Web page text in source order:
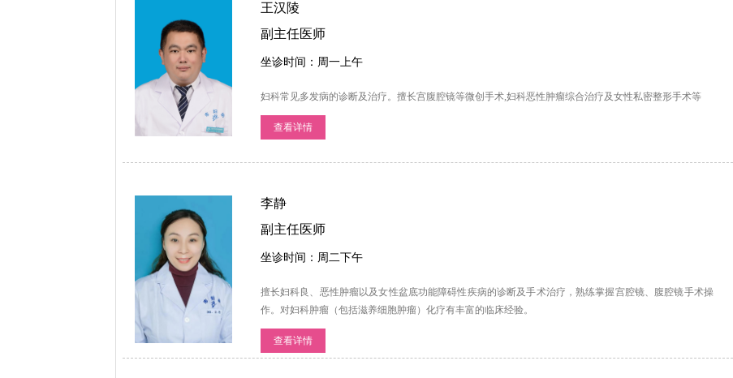
王汉陵
副主任医师
坐诊时间：周一上午
妇科常见多发病的诊断及治疗。擅长宫腹腔镜等微创手术,妇科恶性肿瘤综合治疗及女性私密整形手术等
查看详情
李静
副主任医师
坐诊时间：周二下午
擅长妇科良、恶性肿瘤以及女性盆底功能障碍性疾病的诊断及手术治疗，熟练掌握宫腔镜、腹腔镜手术操
作。对妇科肿瘤（包括滋养细胞肿瘤）化疗有丰富的临床经验。
查看详情